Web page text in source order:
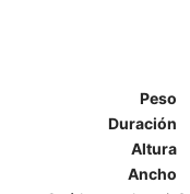
Peso
Duración
Altura
Ancho